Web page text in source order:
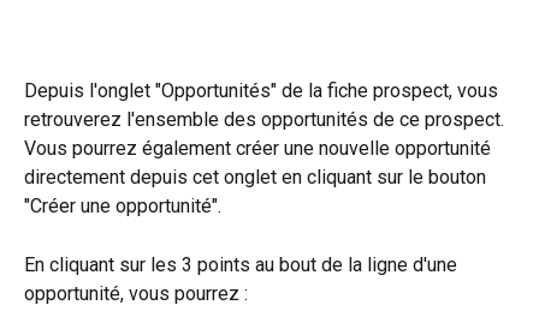
Depuis l'onglet "Opportunités" de la fiche prospect, vous
retrouverez l'ensemble des opportunités de ce prospect.
Vous pourrez également créer une nouvelle opportunité
directement depuis cet onglet en cliquant sur le bouton
"Créer une opportunité".
En cliquant sur les 3 points au bout de la ligne d'une
opportunité, vous pourrez :